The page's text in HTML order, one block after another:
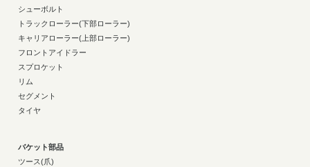
シューボルト
トラックローラー(下部ローラー)
キャリアローラー(上部ローラー)
フロントアイドラー
スプロケット
リム
セグメント
タイヤ
バケット部品
ツース(爪)